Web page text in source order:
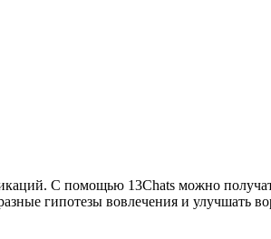
С помощью 13Сhats можно
гипотезы вовлечения и